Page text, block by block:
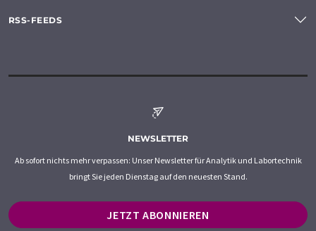
RSS-FEEDS
NEWSLETTER
Ab sofort nichts mehr verpassen: Unser Newsletter für Analytik und Labortechnik
bringt Sie jeden Dienstag auf den neuesten Stand.
JETZT ABONNIEREN